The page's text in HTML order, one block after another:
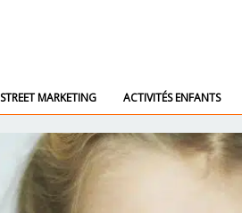
STREET MARKETING ACTIVITÉS ENFANTS